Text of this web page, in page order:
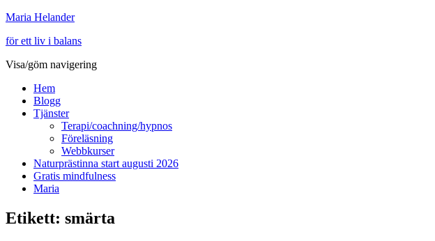
Maria Helander
för ett liv i balans
Visa/göm navigering
Hem
Blogg
Tjänster
Terapi/coachning/hypnos
Föreläsning
Webbkurser
Naturprästinna start augusti 2026
Gratis mindfulness
Maria
Etikett: smärta